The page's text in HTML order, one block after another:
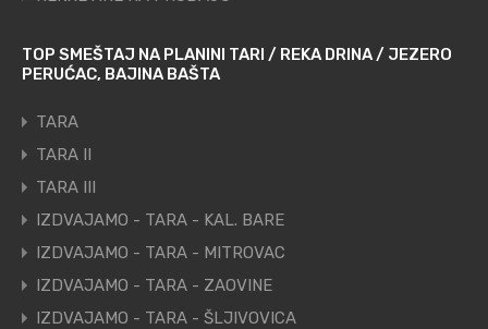
TOP SMEŠTAJ NA PLANINI TARI / REKA DRINA / JEZERO
PERUĆAC, BAJINA BAŠTA
TARA
TARA II
TARA III
IZDVAJAMO - TARA - KAL. BARE
IZDVAJAMO - TARA - MITROVAC
IZDVAJAMO - TARA - ZAOVINE
IZDVAJAMO - TARA - ŠLJIVOVICA